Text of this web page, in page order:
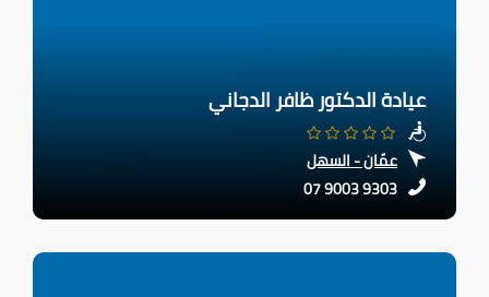
عيادة الدكتور ظافر الدجاني
عمّان - السهل
07 9003 9303